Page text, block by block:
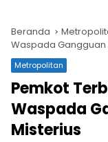
Beranda
Waspada Gangguan
Metropolitan
Pemkot
Waspada
Misterius